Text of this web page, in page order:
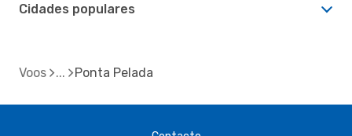
Cidades populares
Voos Ponta Pelada